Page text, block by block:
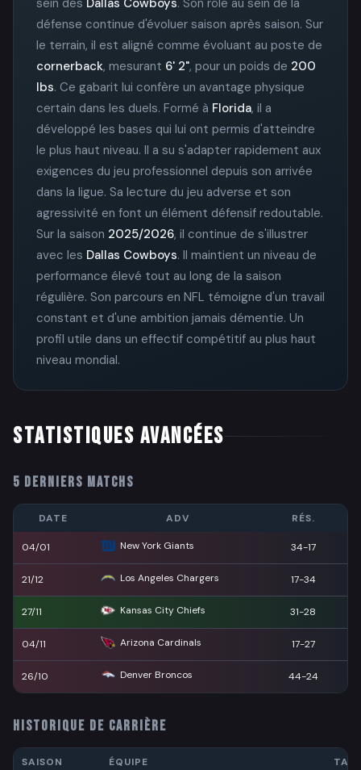
défense continue d'évoluer saison après saison. Sur
le terrain, il est aligné comme évoluant au poste de
cornerback, mesurant 6' 2", pour un poids de 200
lbs. Ce gabarit lui confère un avantage physique
certain dans les duels. Formé à Florida, il a
développé les bases qui lui ont permis d'atteindre
le plus haut niveau. Il a su s'adapter rapidement aux
exigences du jeu professionnel depuis son arrivée
dans la ligue. Sa lecture du jeu adverse et son
agressivité en font un élément défensif redoutable.
Sur la saison 2025/2026, il continue de s'illustrer
avec les Dallas Cowboys. Il maintient un niveau de
performance élevé tout au long de la saison
régulière. Son parcours en NFL témoigne d'un travail
constant et d'une ambition jamais démentie. Un
profil utile dans un effectif compétitif au plus haut
niveau mondial.
STATISTIQUES AVANCÉES
5 DERNIERS MATCHS
DATE ADV RÉS.
04/01 New York Giants 34-17
21/12 Los Angeles Chargers 17-34
27/11 Kansas City Chiefs 31-28
04/11 Arizona Cardinals 17-27
26/10 Denver Broncos 44-24
HISTORIQUE DE CARRIÈRE
SAISON ÉQUIPE